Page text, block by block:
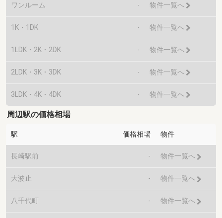
ワンルーム - 物件一覧へ
1K・1DK - 物件一覧へ
1LDK・2K・2DK - 物件一覧へ
2LDK・3K・3DK - 物件一覧へ
3LDK・4K・4DK - 物件一覧へ
周辺駅の価格相場
駅 価格相場 物件
長崎駅前 - 物件一覧へ
大波止 - 物件一覧へ
八千代町 - 物件一覧へ